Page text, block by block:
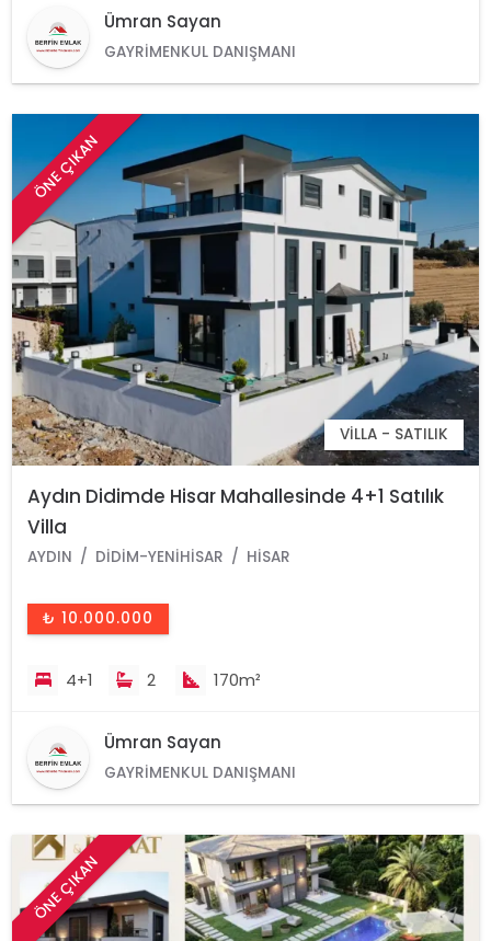
Ümran Sayan
GAYRIMENKUL DANIŞMANI
ÖNE ÇIKAN
VILLA - SATILIK
Aydın Didimde Hisar Mahallesinde 4+1 Satılık
Villa
AYDIN DIDIM-YENIHISAR HISAR
₺ 10.000.000
4+1 2 170m²
Ümran Sayan
GAYRIMENKUL DANIŞMANI
ÖNE ÇIKAN